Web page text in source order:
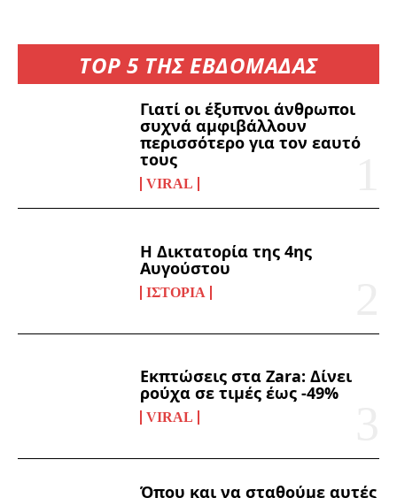
TOP 5 ΤΗΣ ΕΒΔΟΜΑΔΑΣ
Γιατί οι έξυπνοι άνθρωποι
συχνά αμφιβάλλουν
περισσότερο για τον εαυτό
τους
VIRAL
Η Δικτατορία της 4ης
Αυγούστου
ΙΣΤΟΡΊΑ
Εκπτώσεις στα Zara: Δίνει
ρούχα σε τιμές έως -49%
VIRAL
Όπου και να σταθούμε αυτές